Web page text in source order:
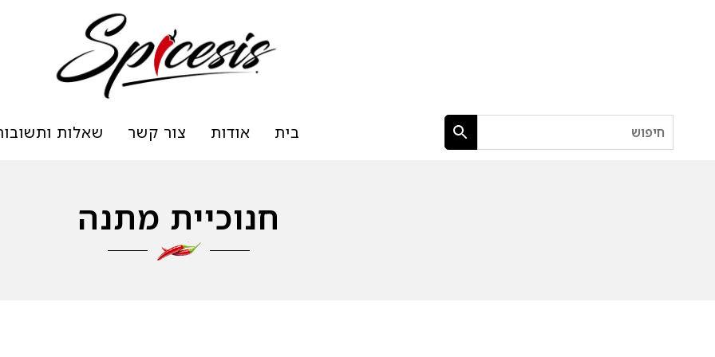
חיפוש בית אודות צור קשר שאלות
חנוכיית מתנה